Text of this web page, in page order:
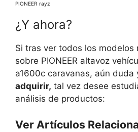
PIONEER rayz
¿Y ahora?
Si tras ver todos los modelos
sobre PIONEER altavoz
a1600c caravanas, aún duda
adquirir, tal vez desee
análisis de productos:
Ver Artículos